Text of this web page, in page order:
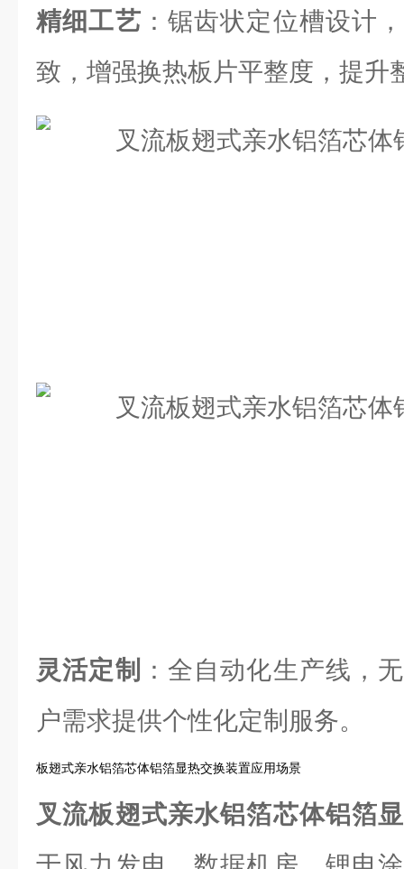
精细工艺 ：锯齿状定位槽设计
致，增强换热板片平整度，提升
灵活定制
：全自动化生产线，
户需求提供个性化定制服务。
板翅式亲水铝箔芯体铝箔显热交换装置应用场景
叉流板翅式亲水铝箔芯体铝箔